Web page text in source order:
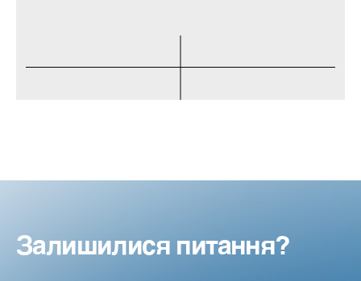
Залишилися питання?